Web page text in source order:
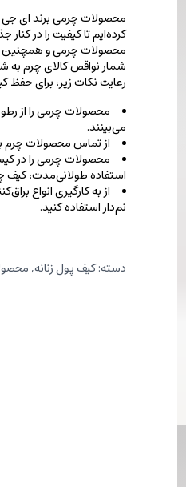
محصولات چرمی برند ای جی را
کرده‌ایم تا کیفیت را در
محصولات چرمی و همچنین
شمار نواقص کالای چرم به
رعایت نکات زیر، برای
محصولات چرمی را از
می‌بینند.
از تماس محصولات چرم
محصولات چرمی را در
استفاده طولانی‌مدت، کیف‌
از به کارگیری انواع
نم‌دار استفاده کنید.
دسته:کیف پول زنانه,